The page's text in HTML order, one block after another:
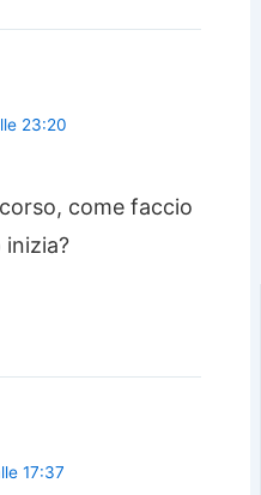
23:20
come faccio
inizia?
17:37